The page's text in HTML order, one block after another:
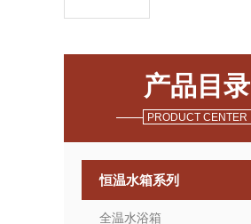
产品目录
PRODUCT CENTER
恒温水箱系列
全温水浴箱